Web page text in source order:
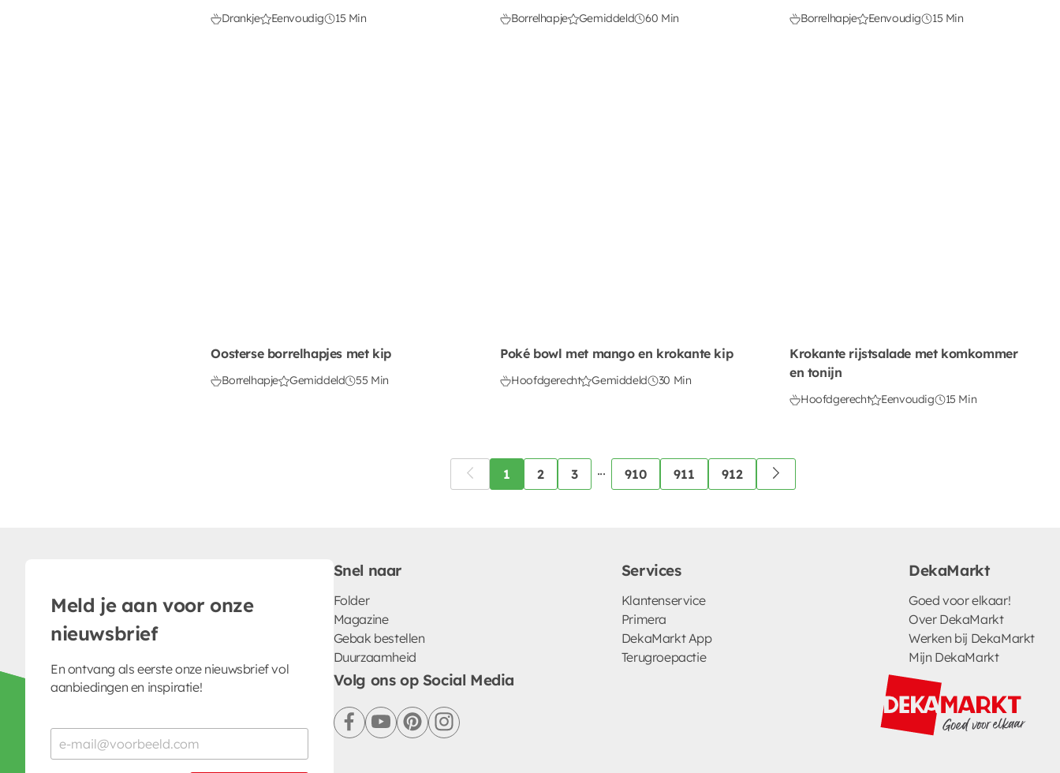
Drankje Eenvoudig 15 Min Borrelhapje Gemiddeld 60 Min Borrelhapje Eenvoudig 15 Min
Oosterse borrelhapjes met kip
Borrelhapje Gemiddeld 55 Min
Poké bowl met mango en krokante kip
Hoofdgerecht Gemiddeld 30 Min
Krokante rijstsalade met komkommer
en tonijn
Hoofdgerecht Eenvoudig 15 Min
1 2 3 ... 910 911 912
Meld je aan voor onze
nieuwsbrief
En ontvang als eerste onze nieuwsbrief vol
aanbiedingen en inspiratie!
Snel naar
Folder
Magazine
Gebak bestellen
Duurzaamheid
Services
Klantenservice
Primera
DekaMarkt App
Terugroepactie
DekaMarkt
Goed voor elkaar!
Over DekaMarkt
Werken bij DekaMarkt
Mijn DekaMarkt
Volg ons op Social Media
facebookyoutubepinterestinstagram